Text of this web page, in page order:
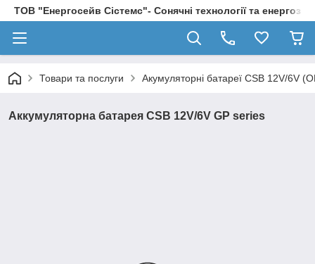
ТОВ "Енергосейв Сістемс"- Сонячні технології та
Товари та послуги Акумуляторні батареї CSB 12V/6V
Аккумуляторна батарея CSB 12V/6V GP series